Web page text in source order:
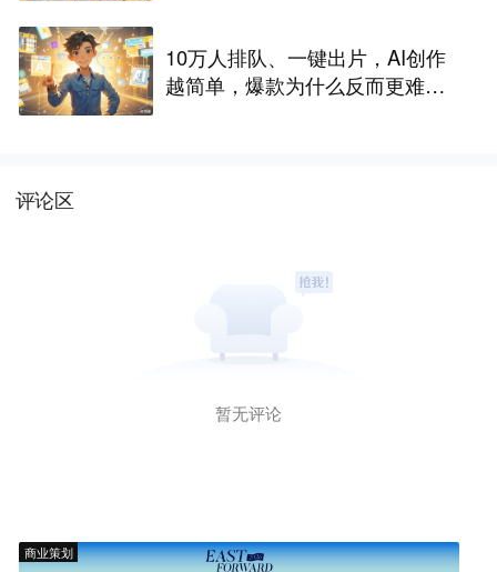
10万人排队、一键出片，AI创作
越简单，爆款为什么反而更难做
评论区
暂无评论
商业策划